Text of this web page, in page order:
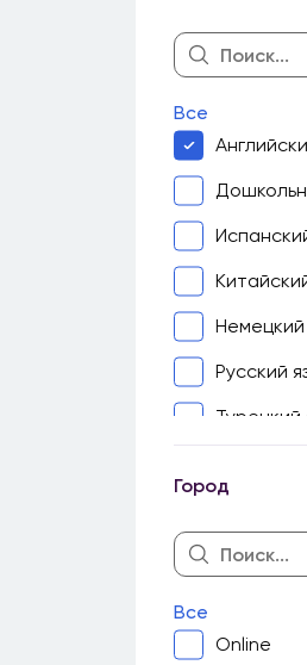
Все
Немецкий
Русский
Турецкий
Биология
Геометрия
Город
Все
Online